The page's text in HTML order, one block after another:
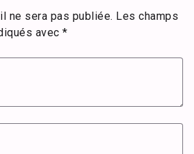
ne sera pas publiée. Les champs
avec *